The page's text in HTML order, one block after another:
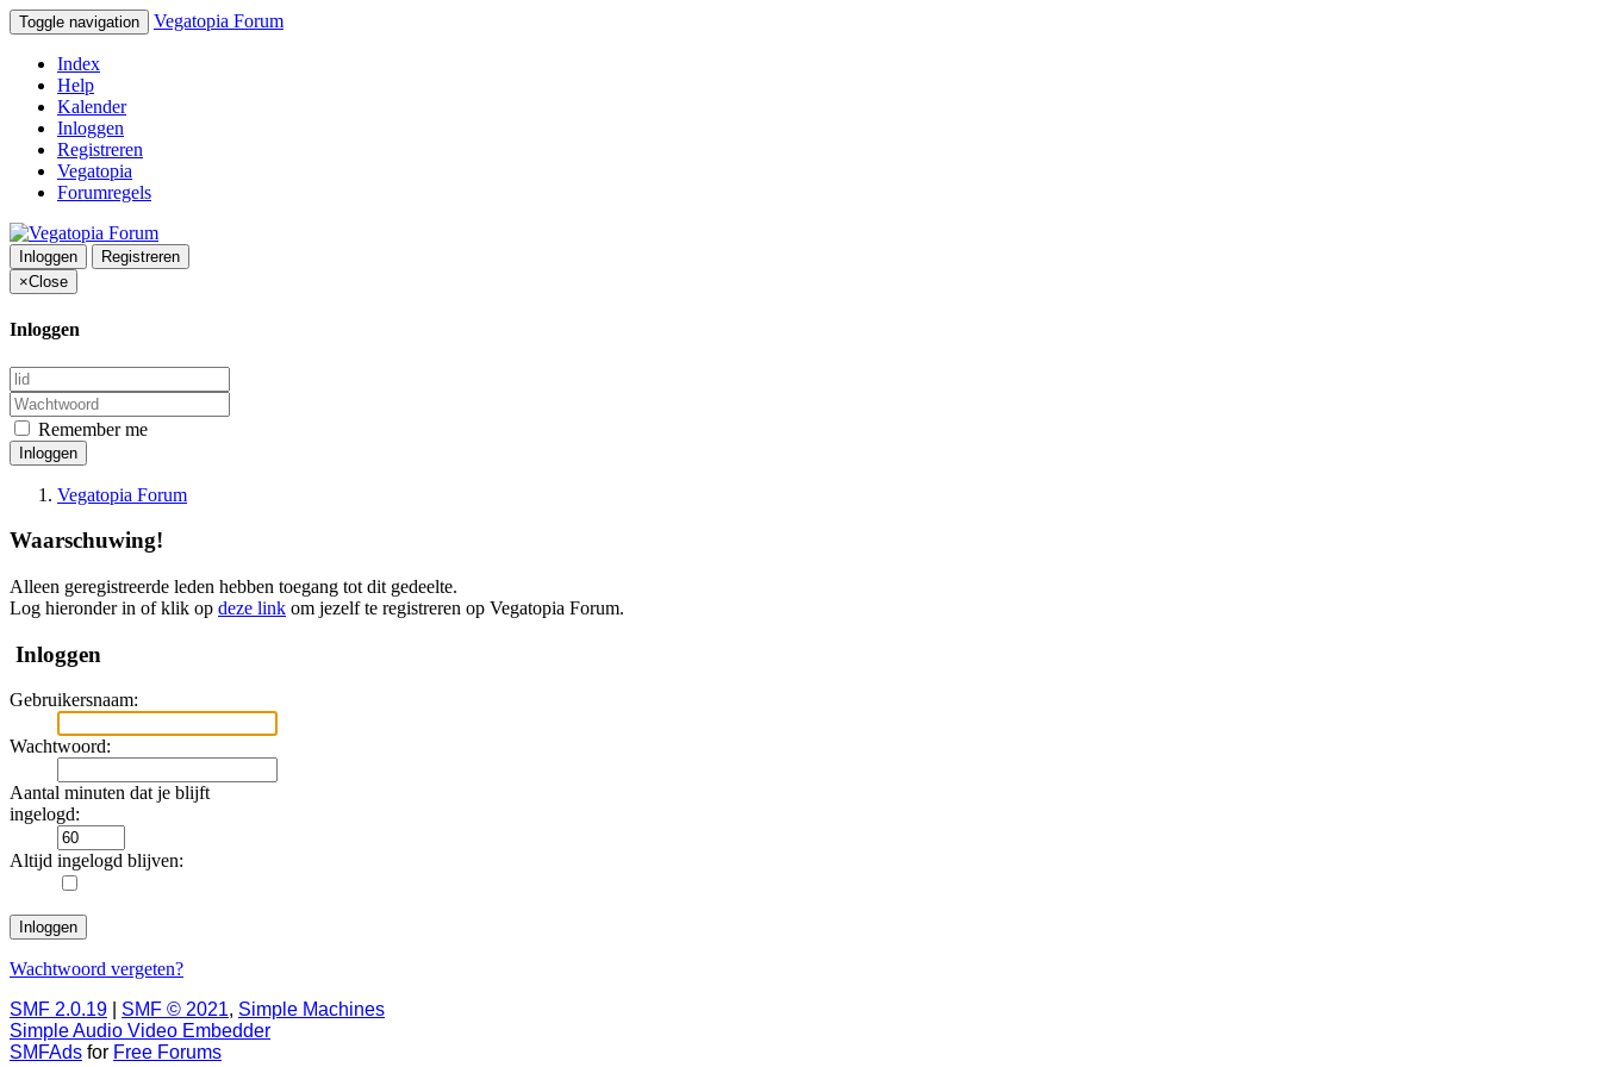
Toggle navigation Vegatopia Forum
Index
Help
Kalender
Inloggen
Registreren
Vegatopia
Forumregels
Inloggen
Registreren
×Close
Inloggen
Remember me
Inloggen
Vegatopia Forum
Waarschuwing!
Alleen geregistreerde leden hebben toegang tot dit gedeelte.
Log hieronder in of klik op deze link om jezelf te registreren op Vegatopia Forum.
Inloggen
Gebruikersnaam:
Wachtwoord:
Aantal minuten dat je blijft
ingelogd:
Altijd ingelogd blijven:
Wachtwoord vergeten?
SMF 2.0.19
SMF © 2021, Simple Machines
Simple Audio Video Embedder
SMFAds for Free Forums